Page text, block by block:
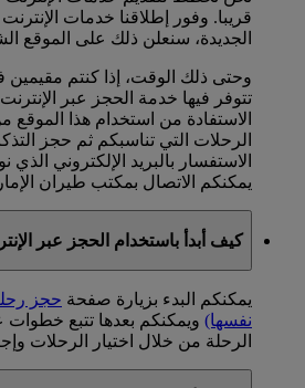
قريبا. وفور إطلاقنا خدمات
الجديدة، سنعلن ذلك على الموقع
وحتى ذلك الوقت، إذا كنتم مقيمين
تتوفر فيها خدمة الحجز عبر
الاستفادة من استخدام هذا
الرحلات التي تناسبكم ثم حجز
الاستفسار بالبريد الإلكتروني الذي
يمكنكم الاتصال بمكتب طيران
كيف أبدأ باستخدام الحجز عبر
يمكنكم البدء بزيارة صفحة حجز
نفسها) ويمكنكم بعدها تتبع
الرحلة من خلال اختيار الرحلات